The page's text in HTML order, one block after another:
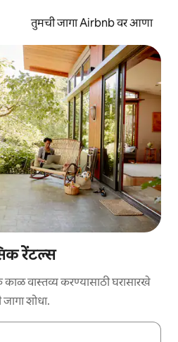
तुमची जागा Airbnb वर आणा
रेंटल्स
वास्तव्य करण्यासाठी घरासारखे
जागा शोधा.